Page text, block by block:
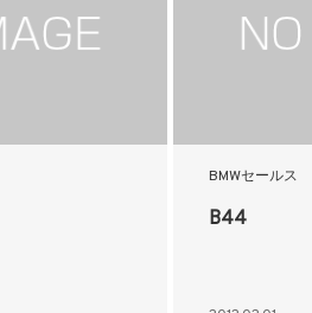
BMWセールス
B44